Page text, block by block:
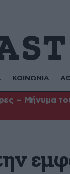
ΚΟΙΝΩΝΙΑ
– Μήνυμα του